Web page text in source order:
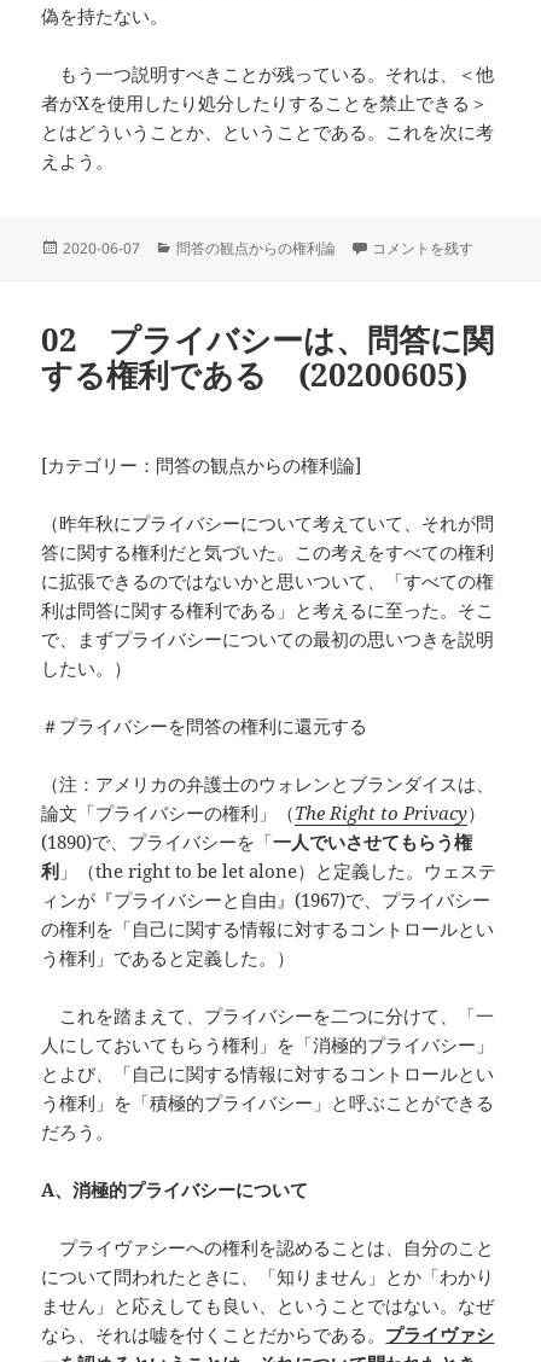
偽を持たない。
もう一つ説明すべきことが残っている。それは、＜他
者がXを使用したり処分したりすることを禁止できる＞
とはどういうことか、ということである。これを次に考
えよう。
投
2020-06-07
カ
ー
問答の観点からの権利論 03 所有権を問答の権利
コメントを残す
02 プライバシーは、問答に関
する権利である (20200605)
[カテゴリー：問答の観点からの権利論]
（昨年秋にプライバシーについて考えていて、それが問
答に関する権利だと気づいた。この考えをすべての権利
に拡張できるのではないかと思いついて、「すべての権
利は問答に関する権利である」と考えるに至った。そこ
で、まずプライバシーについての最初の思いつきを説明
したい。）
＃プライバシーを問答の権利に還元する
（注：アメリカの弁護士のウォレンとブランダイスは、
論文「プライバシーの権利」（The Right to Privacy）
(1890)で、プライバシーを「一人でいさせてもらう権
利 」（the right to be let alone）と定義した。ウェステ
ィンが『プライバシーと自由』(1967)で、プライバシー
の権利を「自己に関する情報に対するコントロールとい
う権利」であると定義した。）
これを踏まえて、プライバシーを二つに分けて、「一
人にしておいてもらう権利」を「消極的プライバシー」
とよび、「自己に関する情報に対するコントロールとい
う権利」を「積極的プライバシー」と呼ぶことができる
だろう。
A、消極的プライバシーについて
プライヴァシーへの権利を認めることは、自分のこと
について問われたときに、「知りません」とか「わかり
ません」と応えしても良い、ということではない。なぜ
なら、それは嘘を付くことだからである。 プライヴァシ